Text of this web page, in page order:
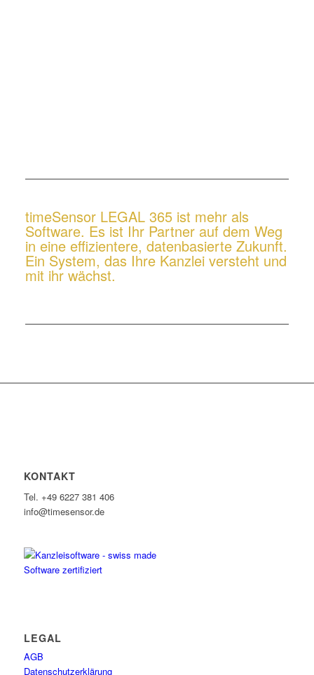
timeSensor LEGAL 365 ist mehr als
Software. Es ist Ihr Partner auf dem Weg
in eine effizientere, datenbasierte Zukunft.
Ein System, das Ihre Kanzlei versteht und
mit ihr wächst.
KONTAKT
Tel. +49 6227 381 406
info@timesensor.de
LEGAL
AGB
Datenschutzerklärung